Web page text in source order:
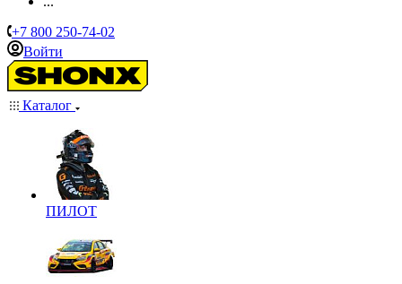
+7 800 250-74-02
Войти
Каталог
ПИЛОТ